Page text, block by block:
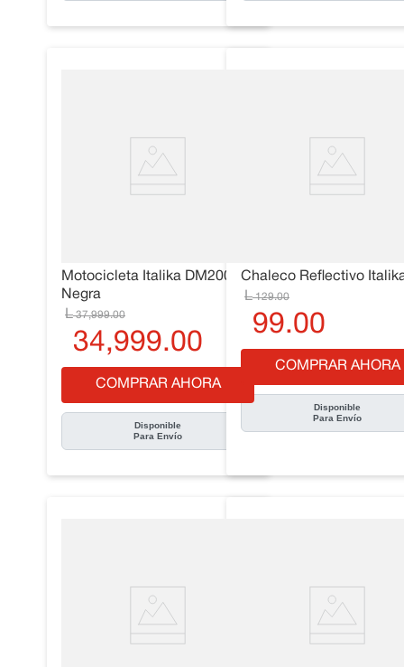
Motocicleta Italika DM200
Negra
37,999.00
34,999.00
COMPRAR AHORA
Disponible
Para Envío
Chaleco Reflectivo
129.00
99.00
COMPRAR AHORA
Disponible
Para Envío